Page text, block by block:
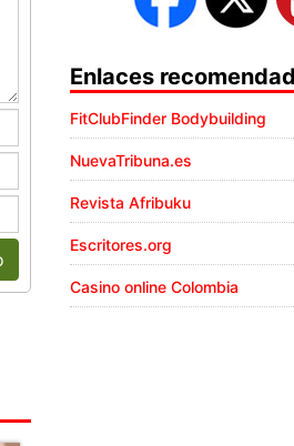
Enlaces
FitClubFinder Bodybuilding
NuevaTribuna.es
Revista Afribuku
Escritores.org
Casino online Colombia